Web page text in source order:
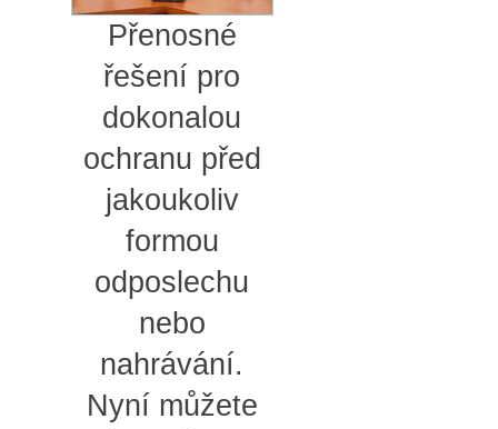
Přenosné
řešení pro
dokonalou
ochranu před
jakoukoliv
formou
odposlechu
nebo
nahrávání.
Nyní můžete